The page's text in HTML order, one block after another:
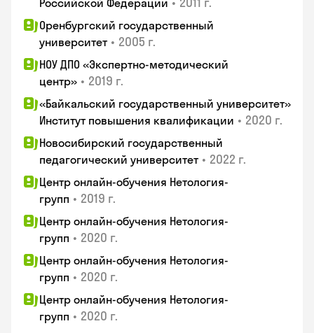
Российской Федерации
Оренбургский государственный
университет • 2005 г.
НОУ ДПО «Экспертно-методический
центр» • 2019 г.
«Байкальский государственный университет»
Институт повышения квалификации • 2020 г.
Новосибирский государственный
педагогический университет • 2022 г.
Центр онлайн-обучения Нетология-
групп • 2019 г.
Центр онлайн-обучения Нетология-
групп • 2020 г.
Центр онлайн-обучения Нетология-
групп • 2020 г.
Центр онлайн-обучения Нетология-
групп • 2020 г.